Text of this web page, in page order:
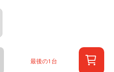
最後の1台